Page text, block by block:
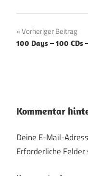
Vorheriger Beitrag
100 Days – 100 CDs
Kommentar
Deine E-Mail-
Erforderliche